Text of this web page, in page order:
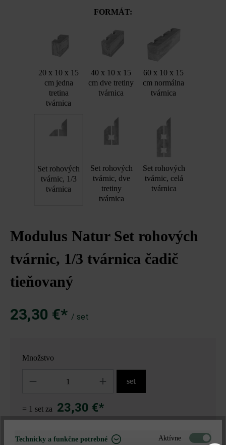
FORMÁT:
20 x 10 x 15
cm jedna
tretina
tvárnica
40 x 10 x 15
cm dve tretiny
tvárnica
60 x 10 x 15
cm normálna
tvárnica
Set rohových
tvárnic, 1/3
tvárnica
Set rohových
tvárnic, dve
tretiny
tvárnica
Set rohových
tvárnic, celá
tvárnica
Modulus Natur Set rohových
tvárnic, 1/3 tvárnica čadič
tieňovaný
23,30 €* / set
Množstvo
set
= 1 set za 23,30 €*
Technicky a funkčne potrebné Aktívne